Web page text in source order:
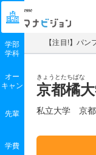
マナビ
【注目!】パ
きょうとたちばな
京都橘
私立大学 京
学部
学科
オー
キャン
先輩
学費